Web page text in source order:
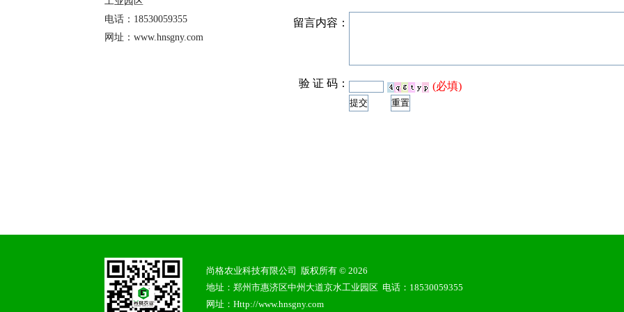
电话：18530059355
网址：www.hnsgny.com
留言内容：
验 证 码： (必填)
尚格农业科技有限公司 版权所有 © 2026
地址：郑州市惠济区中州大道京水工业园区 电话：18530059355
网址：Http://www.hnsgny.com